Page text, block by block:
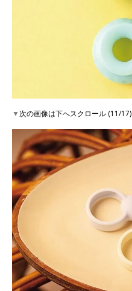
▼次の画像は下へスクロール (11/17)